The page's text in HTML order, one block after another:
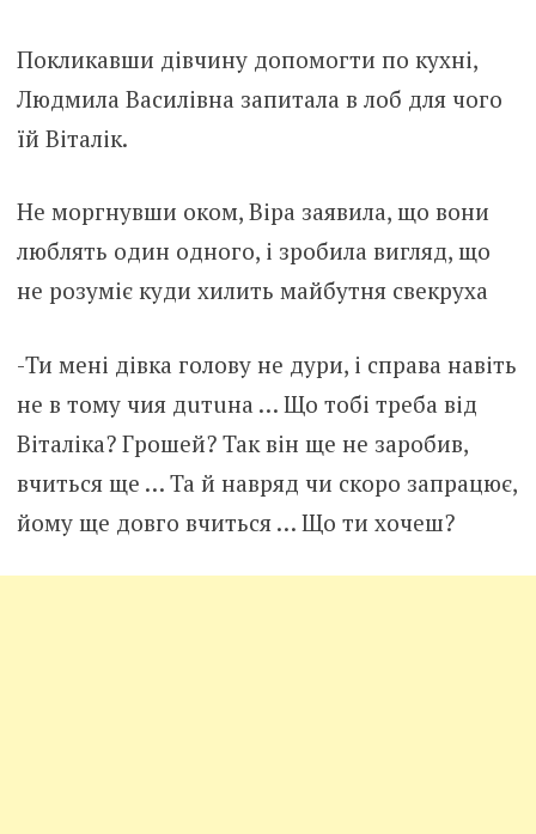
Покликавши дівчину допомогти по кухні,
Людмила Василівна запитала в лоб для чого
їй Віталік.
Не моргнувши оком, Віра заявила, що вони
люблять один одного, і зробила вигляд, що
не розуміє куди хилить майбутня свекруха
-Ти мені дівка голову не дури, і справа навіть
не в тому чия дuтuна … Що тобі треба від
Віталіка? Гpoшей? Так він ще не заробив,
вчиться ще … Та й навряд чи скоро запрацює,
йому ще довго вчиться … Що ти хочеш?